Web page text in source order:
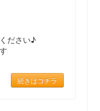
ださい♪
続きはコチラ